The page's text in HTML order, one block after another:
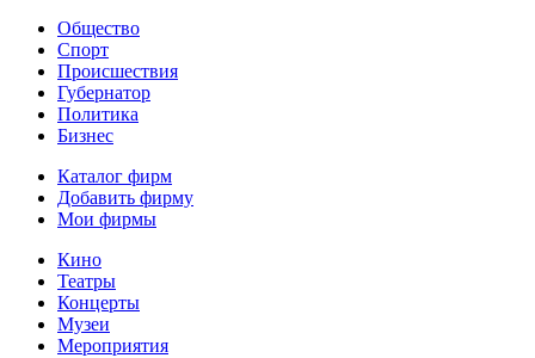
Общество
Спорт
Происшествия
Губернатор
Политика
Бизнес
Каталог фирм
Добавить фирму
Мои фирмы
Кино
Театры
Концерты
Музеи
Мероприятия